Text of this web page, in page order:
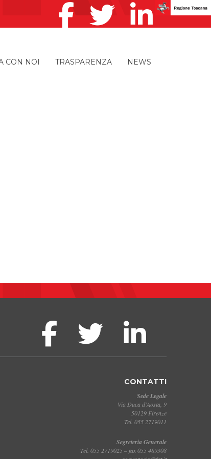
CON NOI TRASPARENZA NEWS
CONTATTI
Sede Legale
Via Duca d'Aosta, 9
50129 Firenze
Tel. 055 2719011
Segreteria Generale
Tel. 055 2719025 – fax 055 489308